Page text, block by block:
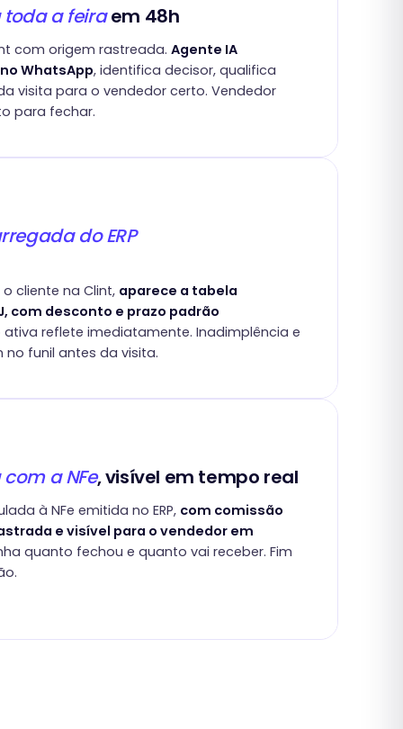
a feiraem 48h
com origem rastreada. Agente IA
WhatsApp, identifica decisor, qualifica
visita para o vendedor certo. Vendedor
para fechar.
do ERP
cliente na Clint, aparece a tabela
com desconto e prazo padrão
reflete imediatamente. Inadimplência e
no funil antes da visita.
a NFe, visível em tempo real
à NFe emitida no ERP, com comissão
e visível para o vendedor em
quanto fechou e quanto vai receber. Fim